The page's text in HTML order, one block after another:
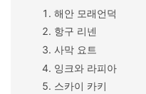
해안 모래언덕
항구 리넨
사막 요트
잉크와 라피아
스카이 카키